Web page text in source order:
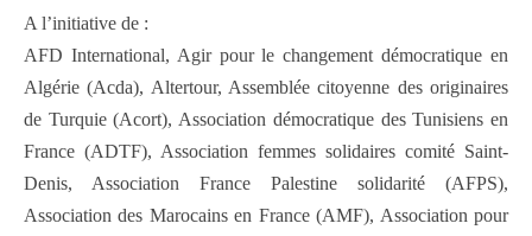
A l’initiative de :
AFD International, Agir pour le changement démocratique en
Algérie (Acda), Altertour, Assemblée citoyenne des originaires
de Turquie (Acort), Association démocratique des Tunisiens en
France (ADTF), Association femmes solidaires comité Saint-
Denis, Association France Palestine solidarité (AFPS),
Association des Marocains en France (AMF), Association pour